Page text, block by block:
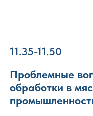
11.35-11.50
Проблемные
обработки в